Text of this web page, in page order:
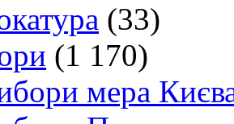
(33)
(1 170)
мера